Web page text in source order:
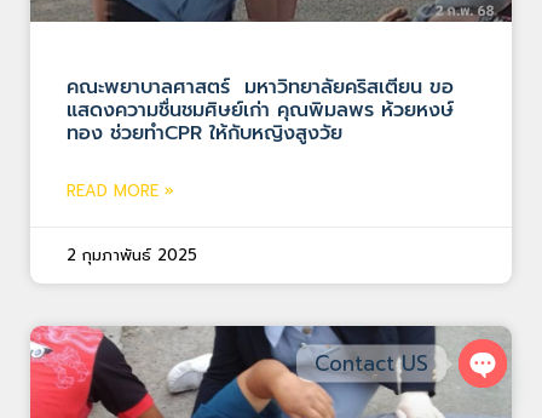
คณะพยาบาลศาสตร์ มหาวิทยาลัยคริสเตียน ขอ
แสดงความชื่นชมศิษย์เก่า คุณพิมลพร ห้วยหงษ์
ทอง ช่วยทำCPR ให้กับหญิงสูงวัย
READ MORE »
2 กุมภาพันธ์ 2025
Contact US